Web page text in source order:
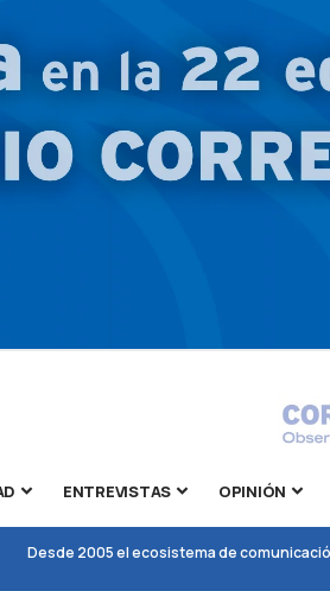
ENTREVISTAS OPINIÓN
Desde 2005 el ecosistema de